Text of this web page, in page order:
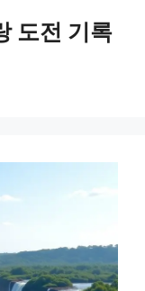
도전 기록